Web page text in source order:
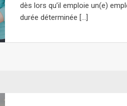
dès lors qu’il emploie un(e)
durée déterminée […]